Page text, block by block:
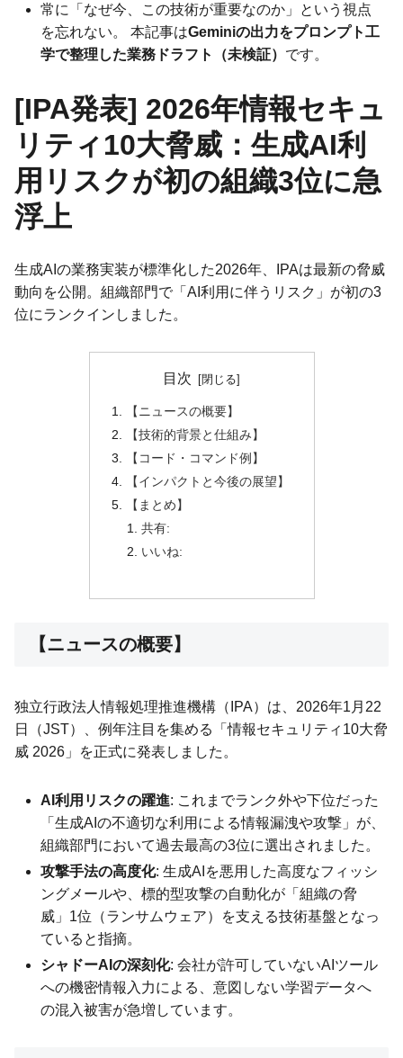
常に「なぜ今、この技術が重要なのか」という視点
を忘れない。 本記事はGeminiの出力をプロンプト工
学で整理した業務ドラフト（未検証） です。
[IPA発表] 2026年情報セキュ
リティ10大脅威：生成AI利
用リスクが初の組織3位に急
浮上
生成AIの業務実装が標準化した2026年、IPAは最新の脅威
動向を公開。組織部門で「AI利用に伴うリスク」が初の3
位にランクインしました。
目次
【ニュースの概要】
【技術的背景と仕組み】
【コード・コマンド例】
【インパクトと今後の展望】
【まとめ】
共有:
いいね:
【ニュースの概要】
独立行政法人情報処理推進機構（IPA）は、2026年1月22
日（JST）、例年注目を集める「情報セキュリティ10大脅
威 2026」を正式に発表しました。
AI利用リスクの躍進: これまでランク外や下位だった
「生成AIの不適切な利用による情報漏洩や攻撃」が、
組織部門において過去最高の3位に選出されました。
攻撃手法の高度化: 生成AIを悪用した高度なフィッシ
ングメールや、標的型攻撃の自動化が「組織の脅
威」1位（ランサムウェア）を支える技術基盤となっ
ていると指摘。
シャドーAIの深刻化: 会社が許可していないAIツール
への機密情報入力による、意図しない学習データへ
の混入被害が急増しています。